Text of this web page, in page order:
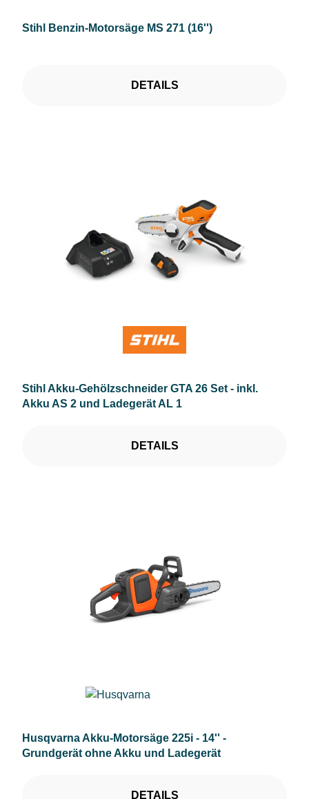
Stihl Benzin-Motorsäge MS 271 (16'')
DETAILS
Stihl Akku-Gehölzschneider GTA 26 Set - inkl.
Akku AS 2 und Ladegerät AL 1
DETAILS
Husqvarna Akku-Motorsäge 225i - 14'' -
Grundgerät ohne Akku und Ladegerät
DETAILS